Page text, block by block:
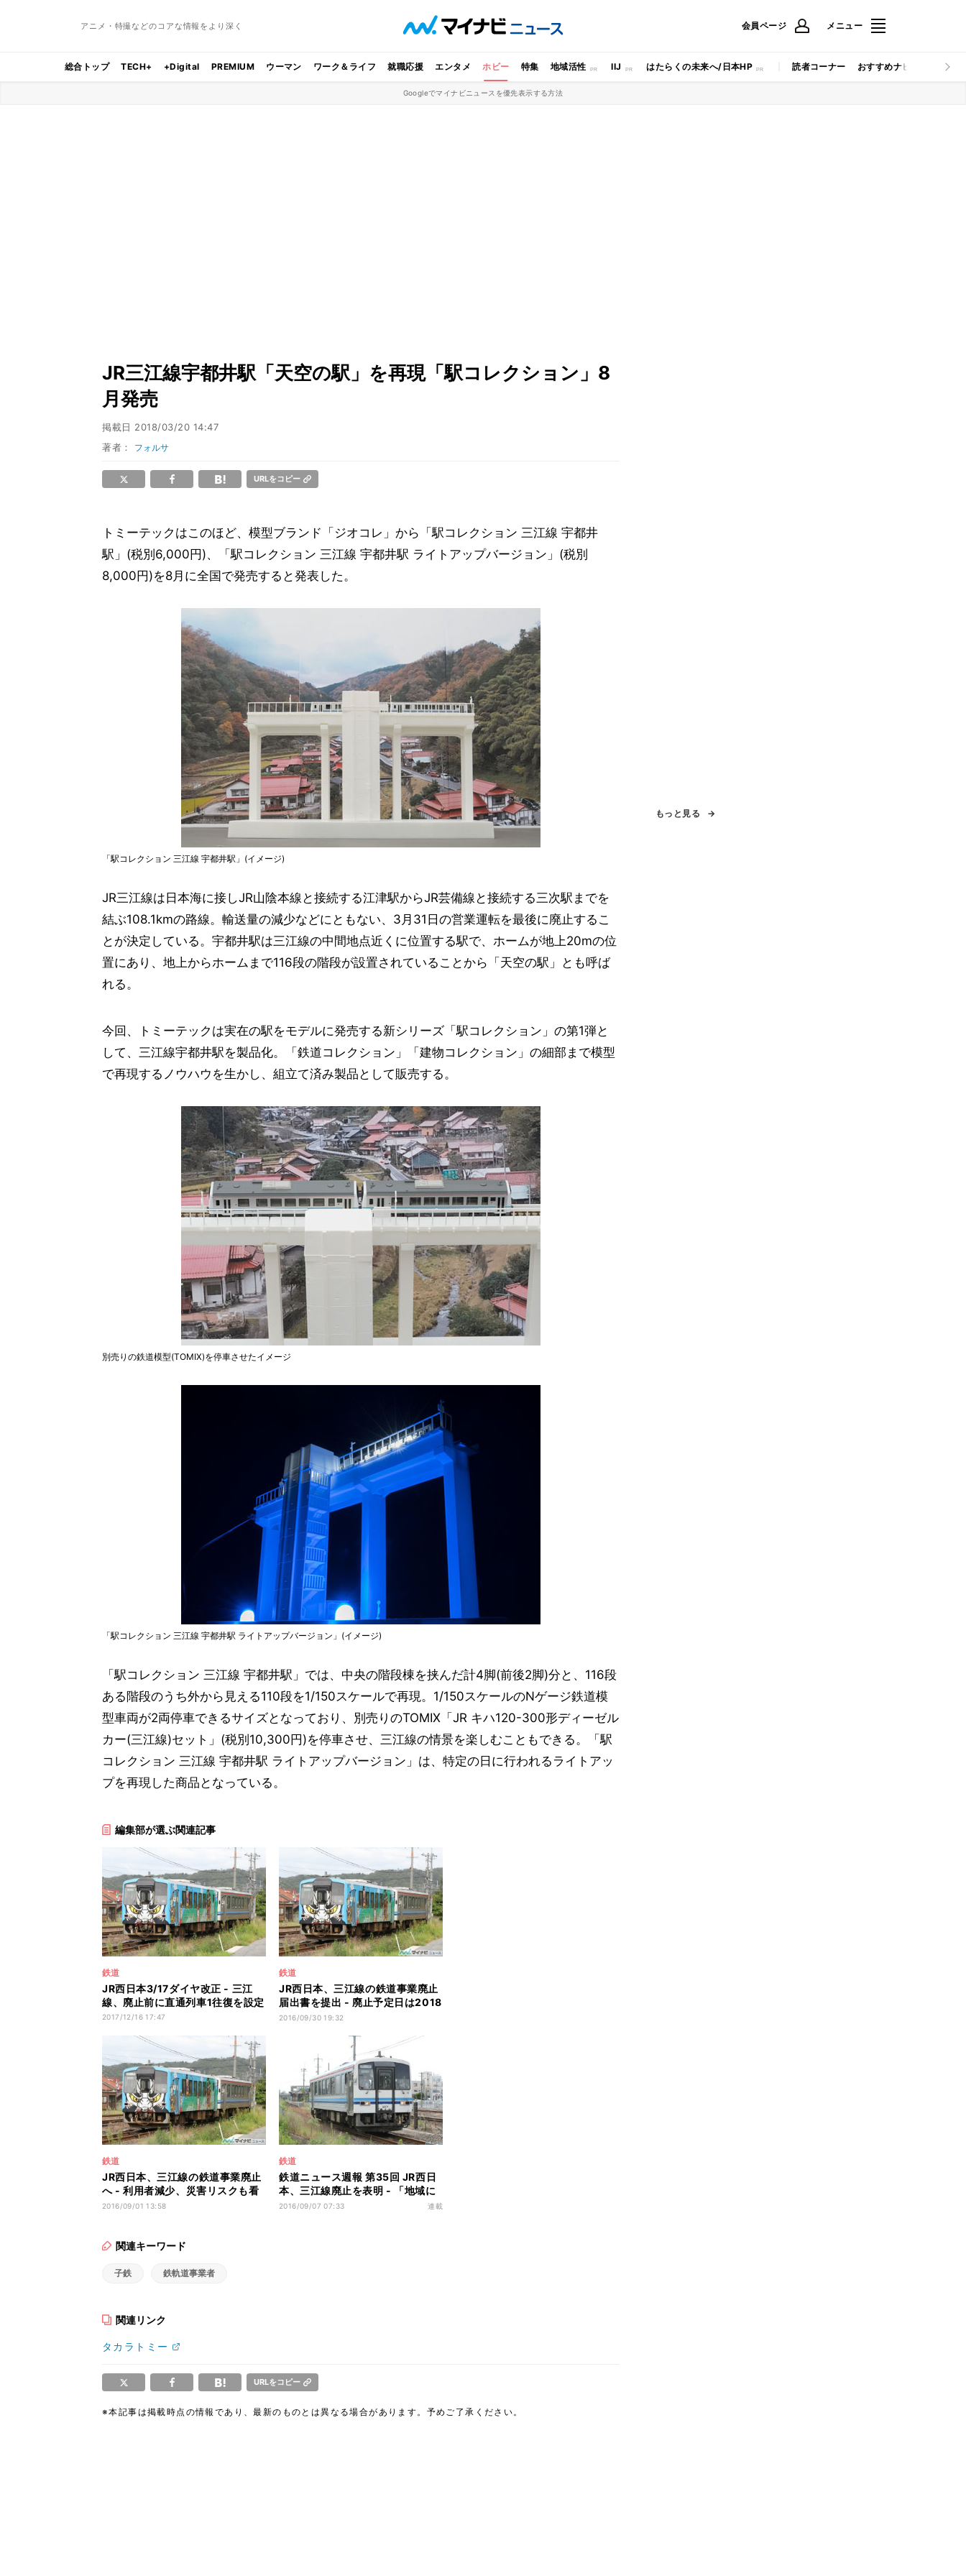
アニメ・特撮などのコアな情報をより深く 会員ページ メニュー
総合トップ TECH+ +Digital PREMIUM ウーマン ワーク＆ライフ 就職応援 エンタメ ホビー 特集 地域活性 IIJ はたらくの未来へ/日本HP 読者コーナー おすすめナビ マイナビ
Googleでマイナビニュースを優先表示する方法
JR三江線宇都井駅「天空の駅」を再現「駅コレクション」8
月発売
掲載日 2018/03/20 14:47
著者： フォルサ
URLをコピー
トミーテックはこのほど、模型ブランド「ジオコレ」から「駅コレクション 三江線 宇都井
駅」(税別6,000円)、「駅コレクション 三江線 宇都井駅 ライトアップバージョン」(税別
8,000円)を8月に全国で発売すると発表した。
「駅コレクション 三江線 宇都井駅」(イメージ)
JR三江線は日本海に接しJR山陰本線と接続する江津駅からJR芸備線と接続する三次駅までを
結ぶ108.1kmの路線。輸送量の減少などにともない、3月31日の営業運転を最後に廃止するこ
とが決定している。宇都井駅は三江線の中間地点近くに位置する駅で、ホームが地上20mの位
置にあり、地上からホームまで116段の階段が設置されていることから「天空の駅」とも呼ば
れる。
今回、トミーテックは実在の駅をモデルに発売する新シリーズ「駅コレクション」の第1弾と
して、三江線宇都井駅を製品化。「鉄道コレクション」「建物コレクション」の細部まで模型
で再現するノウハウを生かし、組立て済み製品として販売する。
別売りの鉄道模型(TOMIX)を停車させたイメージ
「駅コレクション 三江線 宇都井駅 ライトアップバージョン」(イメージ)
「駅コレクション 三江線 宇都井駅」では、中央の階段棟を挟んだ計4脚(前後2脚)分と、116段
ある階段のうち外から見える110段を1/150スケールで再現。1/150スケールのNゲージ鉄道模
型車両が2両停車できるサイズとなっており、別売りのTOMIX「JR キハ120-300形ディーゼル
カー(三江線)セット」(税別10,300円)を停車させ、三江線の情景を楽しむこともできる。「駅
コレクション 三江線 宇都井駅 ライトアップバージョン」は、特定の日に行われるライトアッ
プを再現した商品となっている。
編集部が選ぶ関連記事
鉄道
JR西日本3/17ダイヤ改正 - 三江
線、廃止前に直通列車1往復を設定
2017/12/16 17:47
鉄道
JR西日本、三江線の鉄道事業廃止
届出書を提出 - 廃止予定日は2018
年4月1日
2016/09/30 19:32
鉄道
JR西日本、三江線の鉄道事業廃止
へ - 利用者減少、災害リスクも看
過できず
2016/09/01 13:58
鉄道
鉄道ニュース週報 第35回 JR西日
本、三江線廃止を表明 - 「地域に
必要」だけでは生き残れない
2016/09/07 07:33 連載
関連キーワード
子鉄 鉄軌道事業者
関連リンク
タカラトミー
URLをコピー
※本記事は掲載時点の情報であり、最新のものとは異なる場合があります。予めご了承ください。
もっと見る